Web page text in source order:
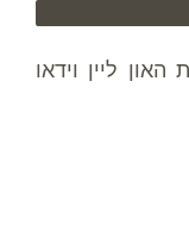
ליין וידאו